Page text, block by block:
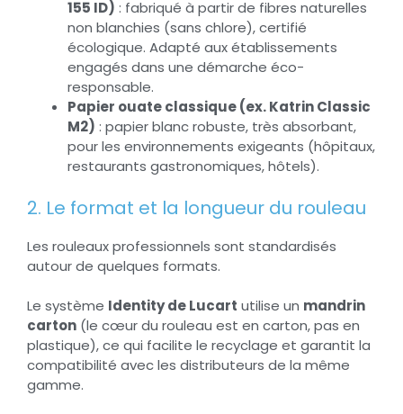
155 ID) : fabriqué à partir de fibres naturelles
non blanchies (sans chlore), certifié
écologique. Adapté aux établissements
engagés dans une démarche éco-
responsable.
Papier ouate classique (ex. Katrin Classic
M2) : papier blanc robuste, très absorbant,
pour les environnements exigeants (hôpitaux,
restaurants gastronomiques, hôtels).
2. Le format et la longueur du rouleau
Les rouleaux professionnels sont standardisés
autour de quelques formats.
Le système Identity de Lucart utilise un mandrin
carton (le cœur du rouleau est en carton, pas en
plastique), ce qui facilite le recyclage et garantit la
compatibilité avec les distributeurs de la même
gamme.